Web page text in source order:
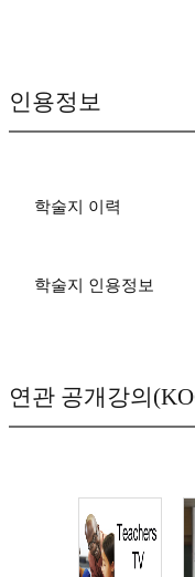
인용정보
학술지 이력
학술지 인용정보
연관 공개강의